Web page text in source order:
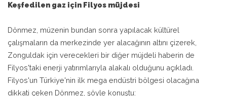
Keşfedilen gaz için Filyos müjdesi
Dönmez, müzenin bundan sonra yapılacak kültürel
çalışmaların da merkezinde yer alacağının altını çizerek,
Zonguldak için verecekleri bir diğer müjdeli haberin de
Filyos'taki enerji yatırımlarıyla alakalı olduğunu açıkladı.
Filyos'un Türkiye'nin ilk mega endüstri bölgesi olacağına
dikkati çeken Dönmez, şöyle konuştu: